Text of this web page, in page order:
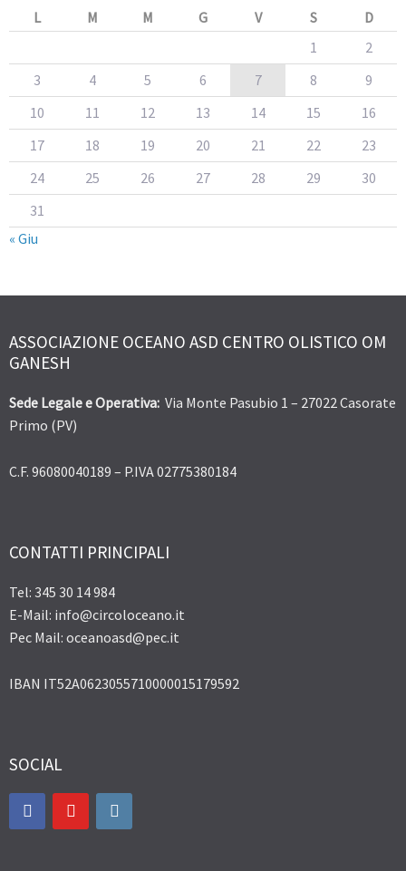
L M M G V S
D
1
2
3
4 5 6 7 8
9
10
11 12 13 14 15
16
17
18 19 20 21 22
23
24
25 26 27 28 29
30
31
« Giu
ASSOCIAZIONE OCEANO ASD CENTRO OLISTICO OM
GANESH
Sede Legale e Operativa: Via Monte Pasubio 1 – 27022 Casorate
Primo (PV)
C.F. 96080040189 – P.IVA 02775380184
CONTATTI PRINCIPALI
Tel: 345 30 14 984
E-Mail: info@circoloceano.it
Pec Mail: oceanoasd@pec.it
IBAN IT52A0623055710000015179592
SOCIAL